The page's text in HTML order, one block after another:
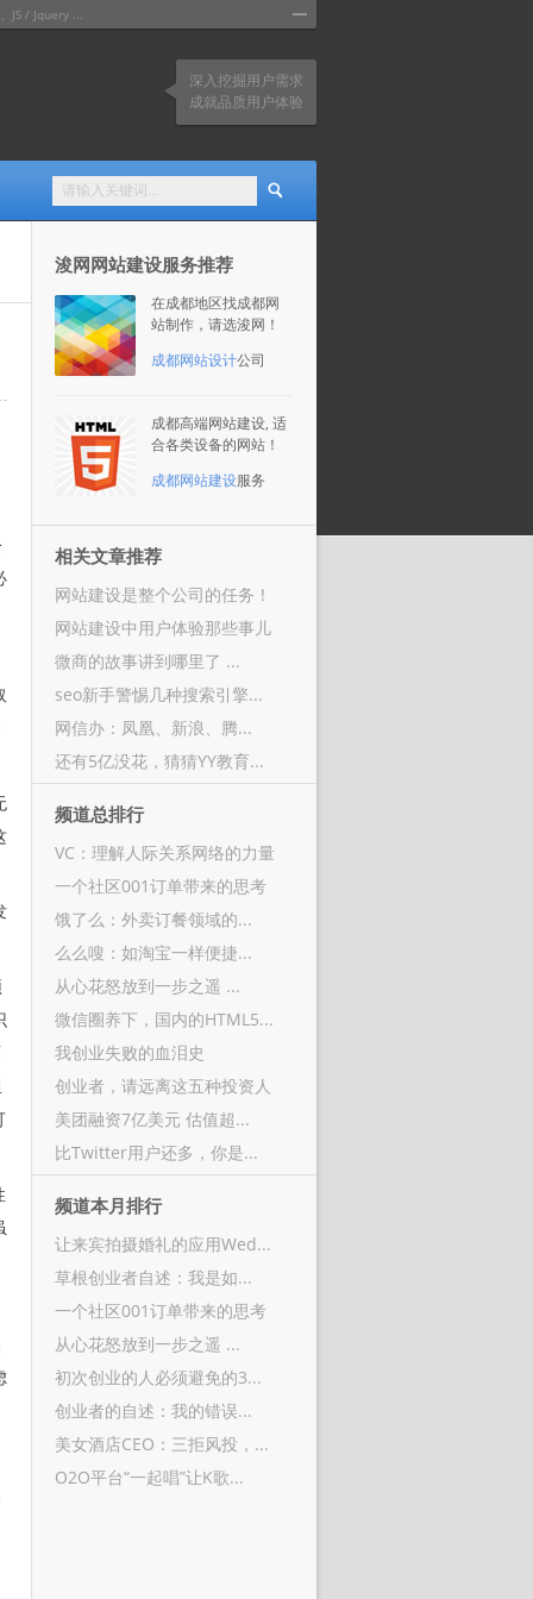
JS / Jquery ...
深入挖掘用户需求
成就品质用户体验
浚网网站建设服务推荐
在成都地区找成都网
站制作，请选浚网！
成都网站设计公司
成都高端网站建设, 适
合各类设备的网站！
成都网站建设服务
相关文章推荐
网站建设是整个公司的任务！
网站建设中用户体验那些事儿
微商的故事讲到哪里了 ...
seo新手警惕几种搜索引擎...
网信办：凤凰、新浪、腾...
还有5亿没花，猜猜YY教育...
频道总排行
VC：理解人际关系网络的力量
一个社区001订单带来的思考
饿了么：外卖订餐领域的...
么么嗖：如淘宝一样便捷...
从心花怒放到一步之遥 ...
微信圈养下，国内的HTML5...
我创业失败的血泪史
创业者，请远离这五种投资人
美团融资7亿美元 估值超...
比Twitter用户还多，你是...
频道本月排行
让来宾拍摄婚礼的应用Wed...
草根创业者自述：我是如...
一个社区001订单带来的思考
从心花怒放到一步之遥 ...
初次创业的人必须避免的3...
创业者的自述：我的错误...
美女酒店CEO：三拒风投，...
O2O平台“一起唱”让K歌...